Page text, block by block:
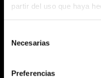
partir del uso que haya
Necesarias
Preferencias